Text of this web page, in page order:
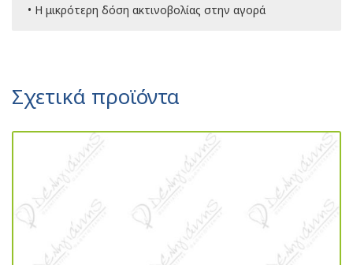
• Η μικρότερη δόση ακτινοβολίας στην αγορά
Σχετικά προϊόντα